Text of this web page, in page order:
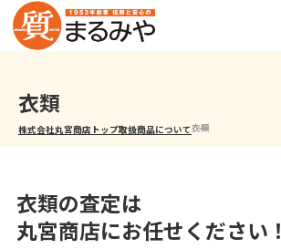
衣類
株式会社丸宮商店トップ⁩取扱商品について衣類
衣類の査定は
丸宮商店にお任せください！